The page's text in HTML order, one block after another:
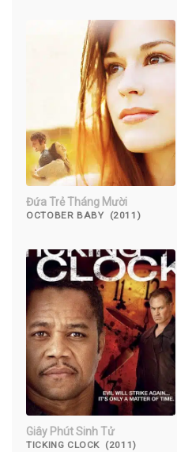
Đứa Trẻ Tháng Mười
OCTOBER BABY (2011)
Giây Phút Sinh Tử
TICKING CLOCK (2011)